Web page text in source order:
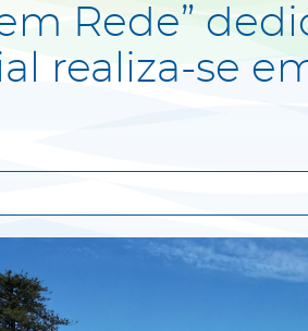
Rede”
realiza-se